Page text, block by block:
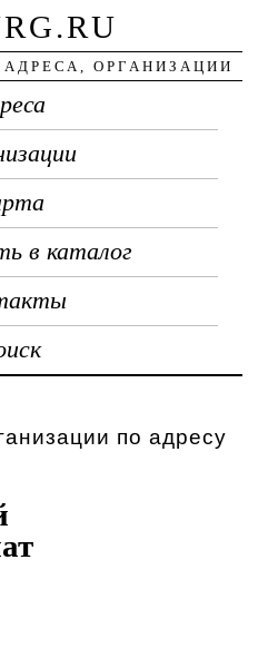
ОРГАНИЗАЦИИ
в каталог
по адресу